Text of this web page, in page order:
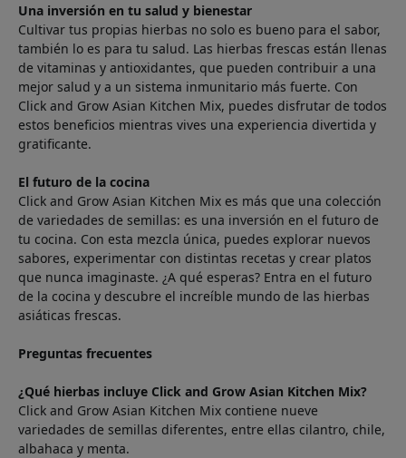
Una inversión en tu salud y bienestar
Cultivar tus propias hierbas no solo es bueno para el sabor,
también lo es para tu salud. Las hierbas frescas están llenas
de vitaminas y antioxidantes, que pueden contribuir a una
mejor salud y a un sistema inmunitario más fuerte. Con
Click and Grow Asian Kitchen Mix, puedes disfrutar de todos
estos beneficios mientras vives una experiencia divertida y
gratificante.
El futuro de la cocina
Click and Grow Asian Kitchen Mix es más que una colección
de variedades de semillas: es una inversión en el futuro de
tu cocina. Con esta mezcla única, puedes explorar nuevos
sabores, experimentar con distintas recetas y crear platos
que nunca imaginaste. ¿A qué esperas? Entra en el futuro
de la cocina y descubre el increíble mundo de las hierbas
asiáticas frescas.
Preguntas frecuentes
¿Qué hierbas incluye Click and Grow Asian Kitchen Mix?
Click and Grow Asian Kitchen Mix contiene nueve
variedades de semillas diferentes, entre ellas cilantro, chile,
albahaca y menta.